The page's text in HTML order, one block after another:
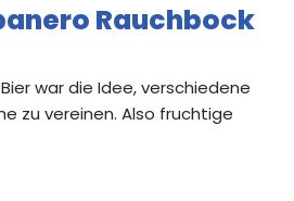
Rauchbock
Bier war die Idee, verschiedene
zu vereinen. Also fruchtige